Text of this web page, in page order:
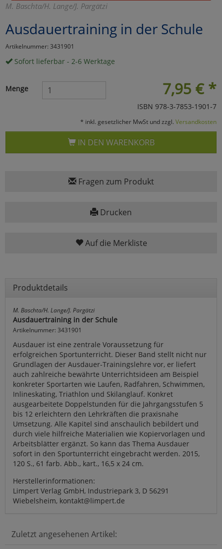
M. Baschta/H. Lange/J. Pargätzi
Ausdauertraining in der Schule
Artikelnummer: 3431901
Sofort lieferbar - 2-6 Werktage
7,95 € *
Menge
ISBN 978-3-7853-1901-7
* inkl. gesetzlicher MwSt und zzgl. Versandkosten
IN DEN WARENKORB
Fragen zum Produkt
Drucken
Auf die Merkliste
Produktdetails
M. Baschta/H. Lange/J. Pargätzi
Ausdauertraining in der Schule
Artikelnummer: 3431901
Ausdauer ist eine zentrale Voraussetzung für
erfolgreichen Sportunterricht. Dieser Band stellt nicht nur
Grundlagen der Ausdauer-Trainingslehre vor, er liefert
auch zahlreiche bewährte Unterrichtsideen am Beispiel
konkreter Sportarten wie Laufen, Radfahren, Schwimmen,
Inlineskating, Triathlon und Skilanglauf. Konkret
ausgearbeitete Doppelstunden für die Jahrgangsstufen 5
bis 12 erleichtern den Lehrkräften die praxisnahe
Umsetzung. Alle Kapitel sind anschaulich bebildert und
durch viele hilfreiche Materialien wie Kopiervorlagen und
Arbeitsblätter ergänzt. So kann das Thema Ausdauer
sofort in den Sportunterricht eingebracht werden. 2015,
120 S., 61 farb. Abb., kart., 16,5 x 24 cm.
Herstellerinformationen:
Limpert Verlag GmbH, Industriepark 3, D 56291
Wiebelsheim, kontakt@limpert.de
Zuletzt angesehenen Artikel:
Umfragetools
Cookies
Alle Akzeptieren
Einstellungen speichern
zurückzu Haupptseite